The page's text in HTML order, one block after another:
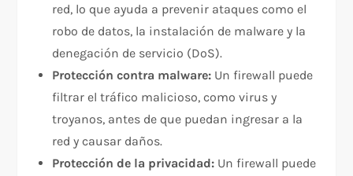
red, lo que ayuda a prevenir ataques como el
robo de datos, la instalación de malware y la
denegación de servicio (DoS).
Protección contra malware: Un firewall puede
filtrar el tráfico malicioso, como virus y
troyanos, antes de que puedan ingresar a la
red y causar daños.
Protección de la privacidad: Un firewall puede